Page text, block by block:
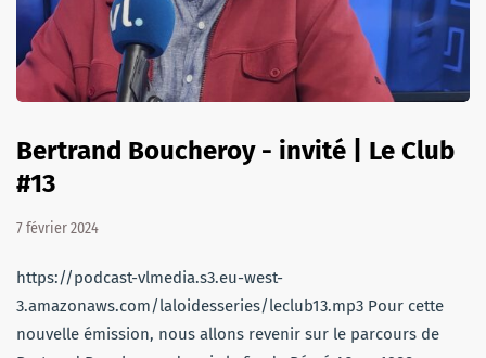
Bertrand Boucheroy - invité | Le Club
#13
7 février 2024
https://podcast-vlmedia.s3.eu-west-
3.amazonaws.com/laloidesseries/leclub13.mp3 Pour cette
nouvelle émission, nous allons revenir sur le parcours de